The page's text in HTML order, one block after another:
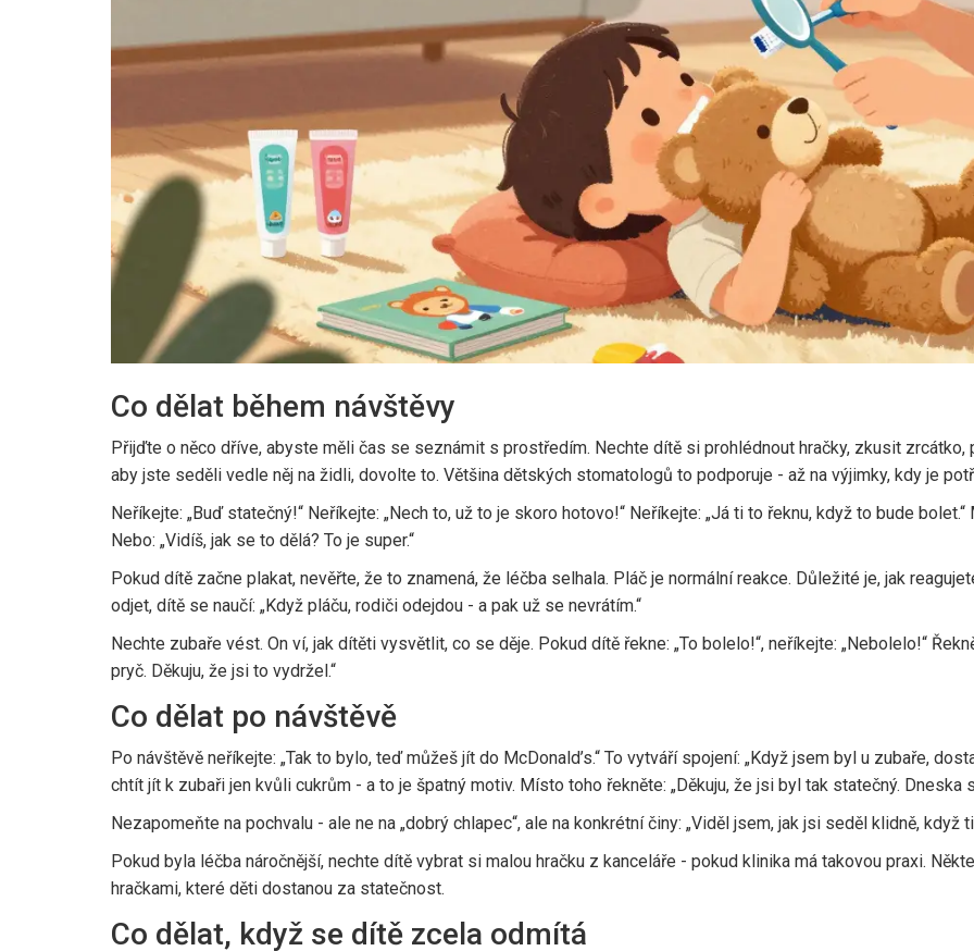
Co dělat během návštěvy
Přijďte o něco dříve, abyste měli čas se seznámit s prostředím. Nechte dítě si prohlédnout hračky, zkusit zrcátko,
aby jste seděli vedle něj na židli, dovolte to. Většina dětských stomatologů to podporuje - až na výjimky, kdy je
Neříkejte: „Buď statečný!“ Neříkejte: „Nech to, už to je skoro hotovo!“ Neříkejte: „Já ti to řeknu, když to bude
Nebo: „Vidíš, jak se to dělá? To je super.“
Pokud dítě začne plakat, nevěřte, že to znamená, že léčba selhala. Pláč je normální reakce. Důležité je, jak
odjet, dítě se naučí: „Když pláču, rodiči odejdou - a pak už se nevrátím.“
Nechte zubaře vést. On ví, jak dítěti vysvětlit, co se děje. Pokud dítě řekne: „To bolelo!“, neříkejte: „Nebolelo!“
pryč. Děkuju, že jsi to vydržel.“
Co dělat po návštěvě
Po návštěvě neříkejte: „Tak to bylo, teď můžeš jít do McDonald’s.“ To vytváří spojení: „Když jsem byl u zubaře,
chtít jít k zubaři jen kvůli cukrům - a to je špatný motiv. Místo toho řekněte: „Děkuju, že jsi byl tak statečný.
Nezapomeňte na pochvalu - ale ne na „dobrý chlapec“, ale na konkrétní činy: „Viděl jsem, jak jsi seděl klidně, když
Pokud byla léčba náročnější, nechte dítě vybrat si malou hračku z kanceláře - pokud klinika má takovou praxi.
hračkami, které děti dostanou za statečnost.
Co dělat, když se dítě zcela odmítá